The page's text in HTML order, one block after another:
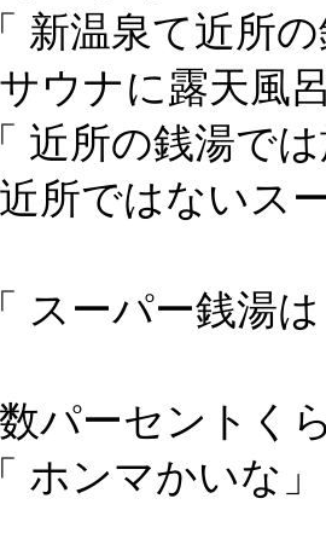
新温泉て近所
ウナに露天風
近所の銭湯で
所ではないス
スーパー銭湯
パーセントく
ホンマかいな」